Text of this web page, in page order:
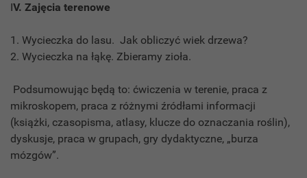
IV. Zajęcia terenowe
1. Wycieczka do lasu. Jak obliczyć wiek drzewa?
2. Wycieczka na łąkę. Zbieramy zioła.
Podsumowując będą to: ćwiczenia w terenie, praca z
mikroskopem, praca z różnymi źródłami informacji
(książki, czasopisma, atlasy, klucze do oznaczania roślin),
dyskusje, praca w grupach, gry dydaktyczne, „burza
mózgów”.